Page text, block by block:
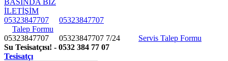
İLETİŞİM
05323847707
05323847707
Talep Formu
05323847707 05323847707 7/24
Servis Talep Formu
Su Tesisatçısı! - 0532 384 77 07
Tesisatçı